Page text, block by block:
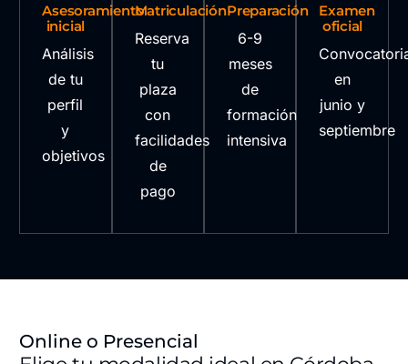
Asesoramiento
inicial
Análisis
de tu
perfil
y
objetivos
Matriculación
Reserva
tu
plaza
con
facilidades
de
pago
Preparación
6-9
meses
de
formación
intensiva
Examen
oficial
en
junio y
septiembre
Online o Presencial